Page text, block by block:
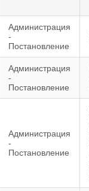
Администрация
-
Постановление
Администрация
-
Постановление
Администрация
-
Постановление